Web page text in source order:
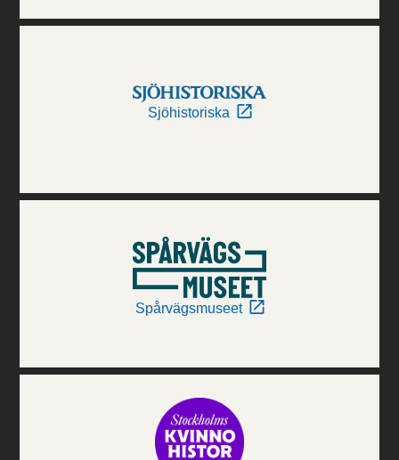
Sjöhistoriska
Spårvägsmuseet